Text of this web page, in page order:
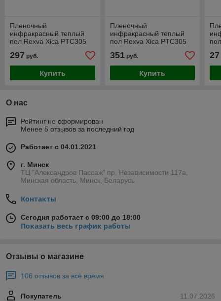
Пленочный
инфракрасный теплый
пол Rexva Xica PTC305
(Саморегулирующийся)
5.5 м2 (ширина 50см)
297 руб.
Купить
Пленочный
инфракрасный теплый
пол Rexva Xica PTC305
(Саморегулирующийся)
6.5 м2 (ширина 50см)
351руб.
Купить
27
О нас
Рейтинг не сформирован
Менее 5 отзывов за последний год
Работает с 04.01.2021
г. Минск
ТЦ "Александров Пассаж" пр. Независимости 117а,
Минская область, Минск, Беларусь
Контакты
Сегодня работает с 09:00 до 18:00
Показать весь график работы
Отзывы о магазине
106 отзывов за всё время
11.07.2026
Покупатель